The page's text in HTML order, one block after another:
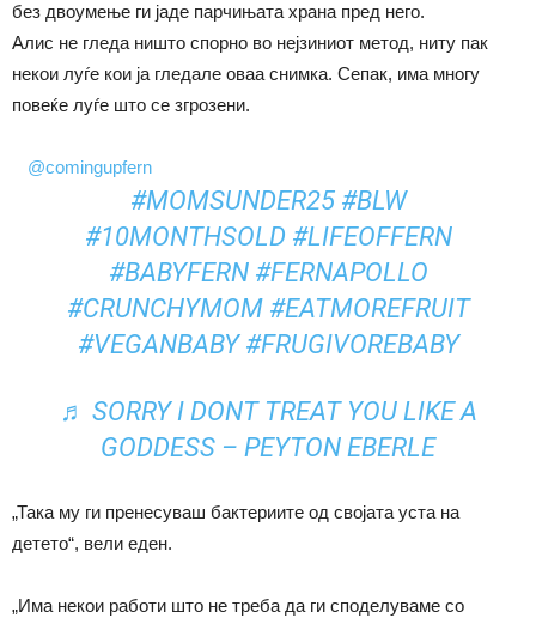
без двоумење ги јаде парчињата храна пред него.
Алис не гледа ништо спорно во нејзиниот метод, ниту пак
некои луѓе кои ја гледале оваа снимка. Сепак, има многу
повеќе луѓе што се згрозени.
@comingupfern
#MOMSUNDER25 #BLW
#10MONTHSOLD #LIFEOFFERN
#BABYFERN #FERNAPOLLO
#CRUNCHYMOM #EATMOREFRUIT
#VEGANBABY #FRUGIVOREBABY
♬ SORRY I DONT TREAT YOU LIKE A
GODDESS – PEYTON EBERLE
„Така му ги пренесуваш бактериите од својата уста на
детето“, вели еден.
„Има некои работи што не треба да ги споделуваме со